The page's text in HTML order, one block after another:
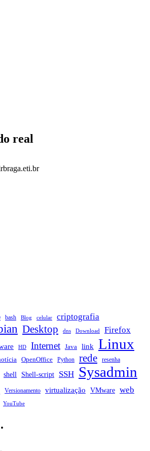
real
bash Blog celular criptografia
Desktop dns Download Firefox
HD Internet Java link Linux
OpenOffice Python rede resenha
shell Shell-script SSH Sysadmin
Versionamento virtualização VMware web
YouTube